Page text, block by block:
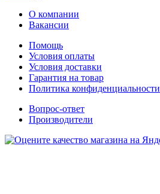
О компании
Вакансии
Помощь
Условия оплаты
Условия доставки
Гарантия на товар
Политика конфиденциальности
Вопрос-ответ
Производители